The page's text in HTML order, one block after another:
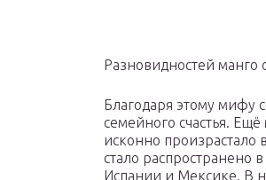
Разновидностей манго
Благодаря этому мифу
семейного счастья.
исконно произрастало
стало распространено
Испании и Мексике. В